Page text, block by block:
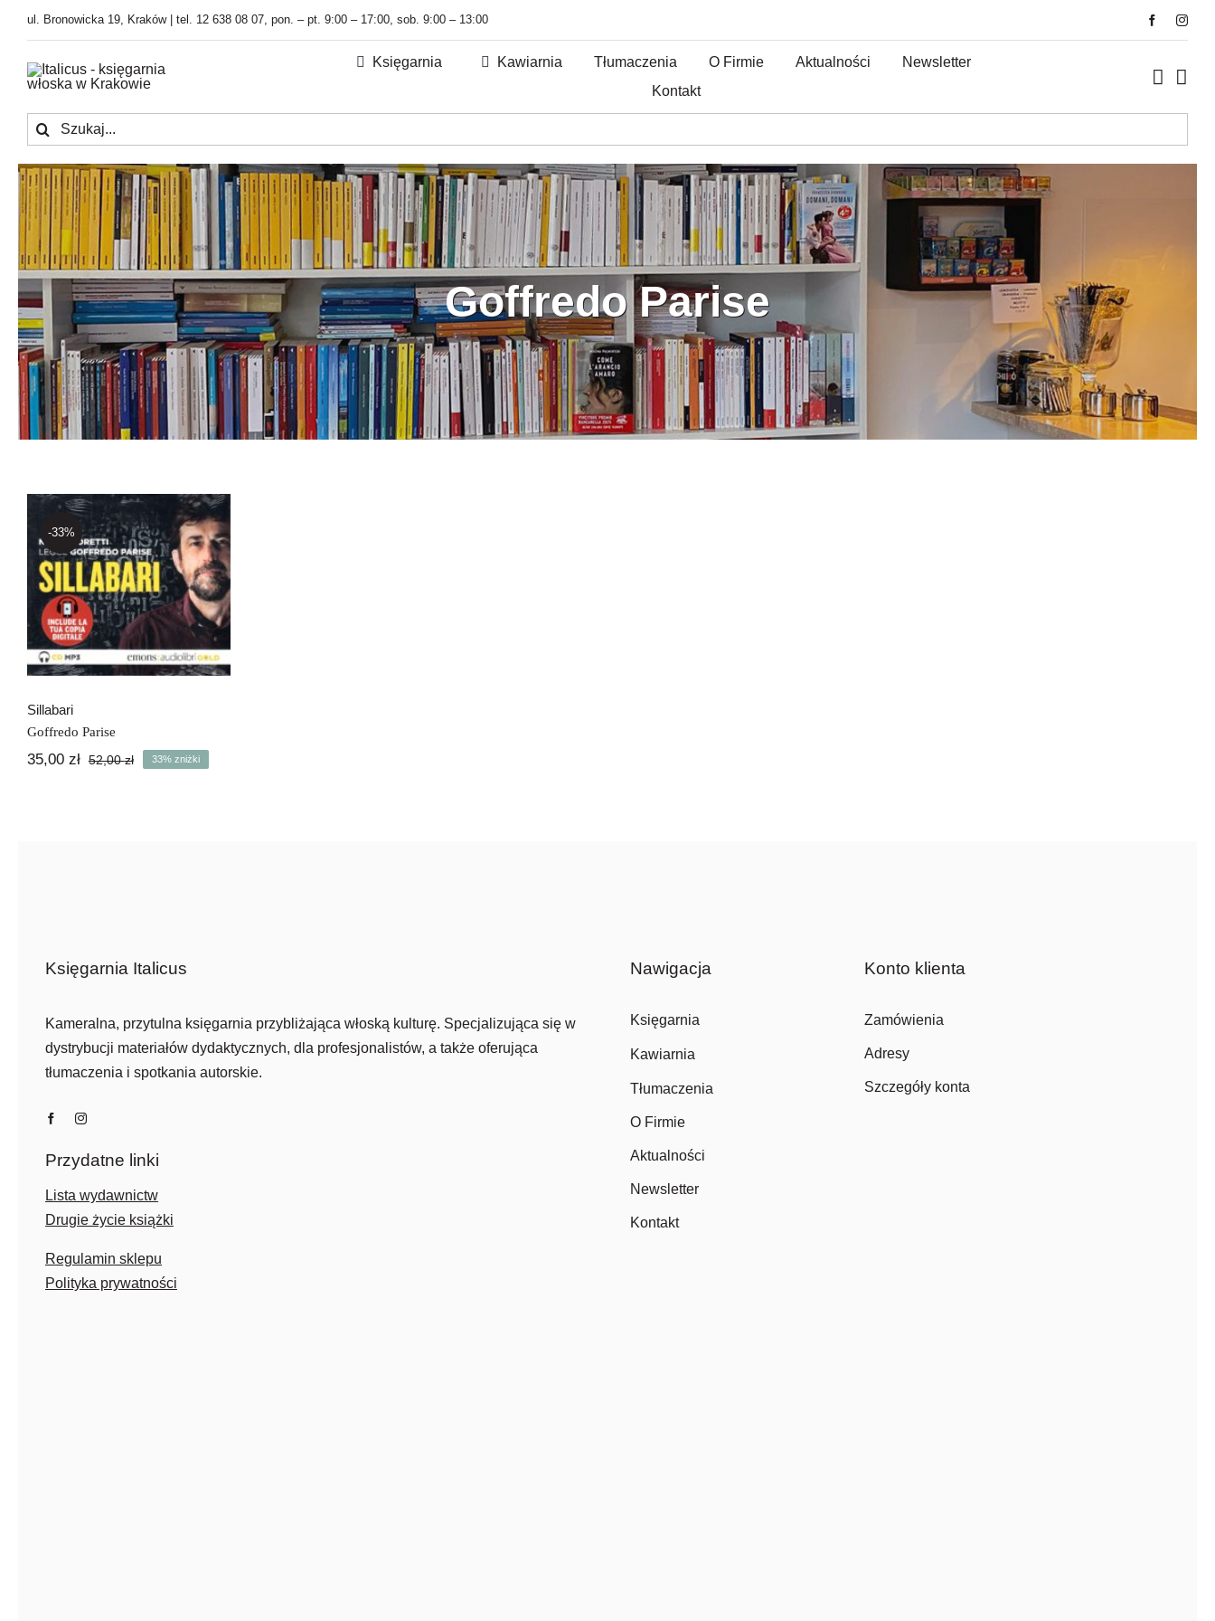
Przejdź
zawartości
ul. Bronowicka 19, Kraków | tel. 12 638 08 07, pon. – pt. 9:00 – 17:00, sob. 9:00 – 13:00
Księgarnia Kawiarnia Tłumaczenia O Firmie Aktualności
Newsletter
Kontakt
Szukaj
Goffredo Parise
-33%
Sillabari
Sillabari
Goffredo Parise
52,00złPierwotna
35,00 zł
Aktualna
33% zniżki
Księgarnia Italicus
Kameralna, przytulna księgarnia przybliżająca włoską kulturę. Specjalizująca się w
dystrybucji materiałów dydaktycznych, dla profesjonalistów, a także oferująca
tłumaczenia i spotkania autorskie.
Przydatne linki
Lista wydawnictw
Drugie życie książki
Regulamin sklepu
Polityka prywatności
Nawigacja
Księgarnia
Kawiarnia
Tłumaczenia
O Firmie
Aktualności
Newsletter
Kontakt
Konto klienta
Zamówienia
Adresy
Szczegóły konta